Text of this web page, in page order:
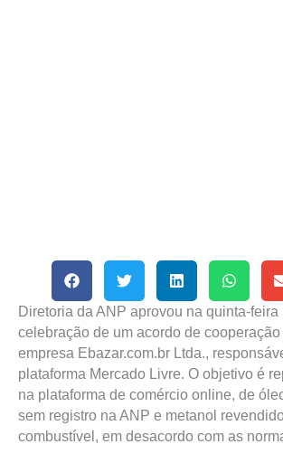
Diretoria da ANP aprovou na quinta-feira
celebração de um acordo de
empresa Ebazar.com.br Ltda.,
plataforma Mercado Livre. O objetivo é
na plataforma de comércio online, de
sem registro na ANP e metanol
combustível, em desacordo com as